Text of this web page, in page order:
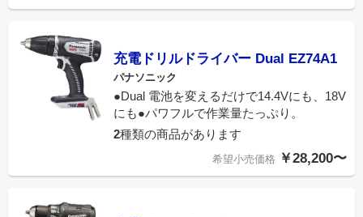
充電ドリルドライバー Dual EZ74A1
パナソニック
●Dual 電池を変えるだけで14.4Vにも、18V
にも●パワフルで作業量たっぷり。
2種類の商品があります
希望小売価格 ￥28,200〜